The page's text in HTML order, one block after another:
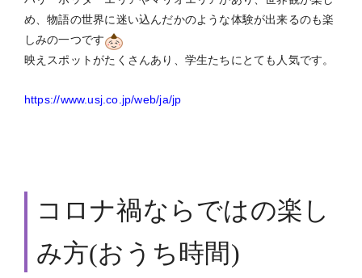
め、物語の世界に迷い込んだかのような体験が出来るのも楽
しみの一つです
映えスポットがたくさんあり、学生たちにとても人気です。
https://www.usj.co.jp/web/ja/jp
コロナ禍ならではの楽し
み方(おうち時間)